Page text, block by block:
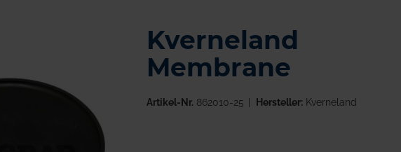
Kverneland
Membrane
Artikel-Nr. 862010-25 Hersteller:Kverneland